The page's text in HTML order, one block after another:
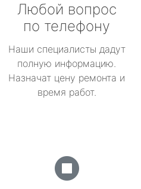
Любой вопрос
по телефону
Наши специалисты дадут
полную информацию.
Назначат цену ремонта и
время работ.